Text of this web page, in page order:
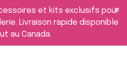
et kits exclusifs pour
Livraison rapide disponible
au Canada.